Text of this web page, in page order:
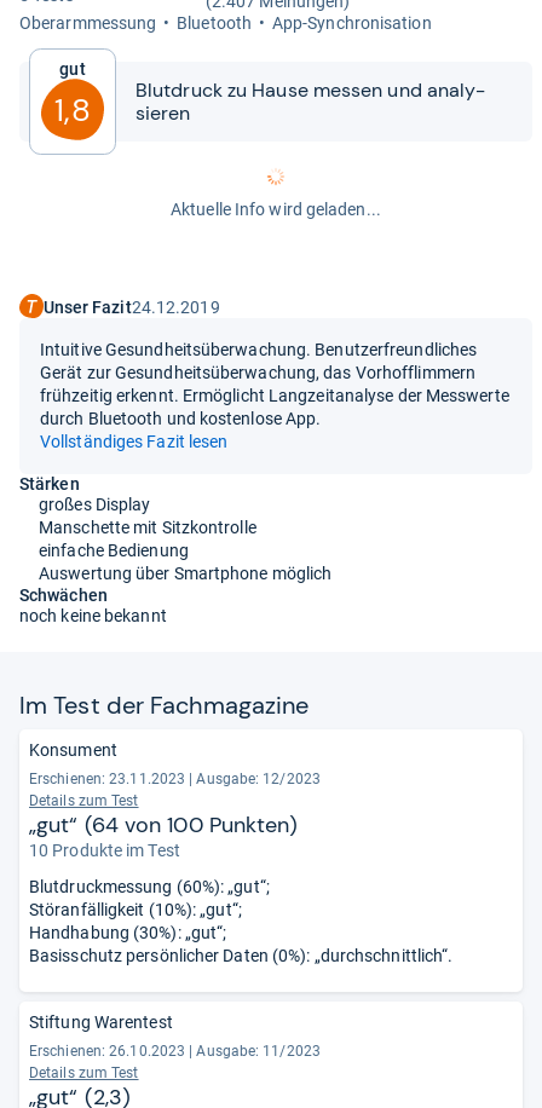
Ober­arm­mes­sung
Blue­tooth App-​Syn­chro­ni­sa­tion
Gut
1,8
Blut­druck zu Hause mes­sen und ana­ly­
sie­ren
Aktuelle Info wird geladen...
Unser Fazit24.12.2019
Intuitive Gesundheitsüberwachung. Benutzerfreundliches
Gerät zur Gesundheitsüberwachung, das Vorhofflimmern
frühzeitig erkennt. Ermöglicht Langzeitanalyse der Messwerte
durch Bluetooth und kostenlose App.
Vollständiges Fazit lesen
Stärken
großes Display
Manschette mit Sitzkontrolle
einfache Bedienung
Auswertung über Smartphone möglich
Schwächen
noch keine bekannt
Im Test der Fach­ma­ga­zine
Konsument
Erschienen: 23.11.2023 | Ausgabe: 12/2023
Details zum Test
„gut“ (64 von 100 Punkten)
10 Produkte im Test
Blutdruckmessung (60%): „gut“;
Störanfälligkeit (10%): „gut“;
Handhabung (30%): „gut“;
Basisschutz persönlicher Daten (0%): „durchschnittlich“.
Stiftung Warentest
Erschienen: 26.10.2023 | Ausgabe: 11/2023
Details zum Test
„gut“ (2,3)